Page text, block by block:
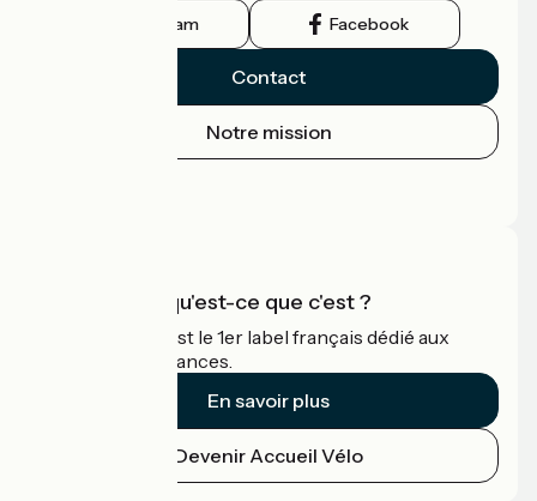
Instagram Facebook
Contact
Notre mission
Accueil Vélo qu'est-ce que c'est ?
Accueil Vélo c'est le 1er label français dédié aux
cyclistes en vacances.
En savoir plus
Devenir Accueil Vélo